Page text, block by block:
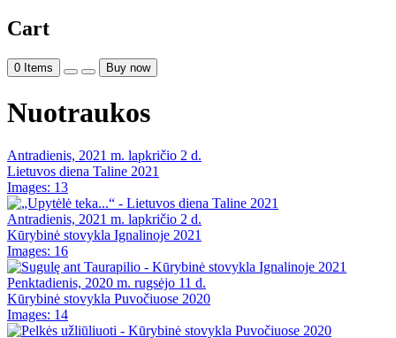
Cart
0 Items Buy now
Nuotraukos
Antradienis, 2021 m. lapkričio 2 d.
Lietuvos diena Taline 2021
Images: 13
Antradienis, 2021 m. lapkričio 2 d.
Kūrybinė stovykla Ignalinoje 2021
Images: 16
Penktadienis, 2020 m. rugsėjo 11 d.
Kūrybinė stovykla Puvočiuose 2020
Images: 14